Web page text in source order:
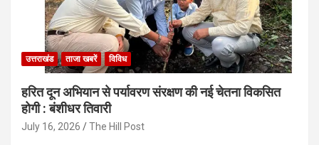
उत्तराखंड ताजा खबरें विविध
हरित दून अभियान से पर्यावरण संरक्षण की नई चेतना विकसित
होगी : बंशीधर तिवारी
July 16, 2026 The Hill Post